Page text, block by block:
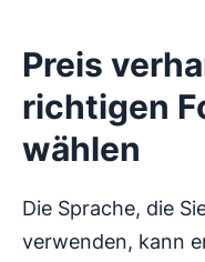
Preis
richtigen
wählen
Die Sprache, die
verwenden, kann